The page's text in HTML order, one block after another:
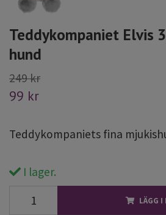
Teddykompaniet Elvis
hund
249 kr
99 kr
Teddykompaniets fina
I lager.
LÄGG I